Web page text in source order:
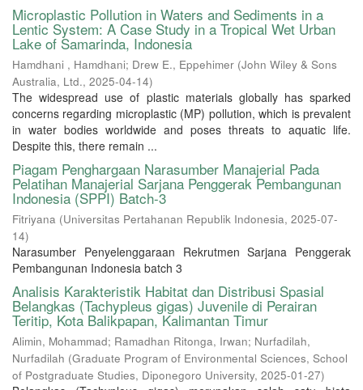
Microplastic Pollution in Waters and Sediments in a
Lentic System: A Case Study in a Tropical Wet Urban
Lake of Samarinda, Indonesia
Hamdhani , Hamdhani; Drew E., Eppehimer (John Wiley & Sons
Australia, Ltd., 2025-04-14)
The widespread use of plastic materials globally has sparked
concerns regarding microplastic (MP) pollution, which is prevalent
in water bodies worldwide and poses threats to aquatic life.
Despite this, there remain ...
Piagam Penghargaan Narasumber Manajerial Pada
Pelatihan Manajerial Sarjana Penggerak Pembangunan
Indonesia (SPPI) Batch-3
Fitriyana (Universitas Pertahanan Republik Indonesia, 2025-07-
14)
Narasumber Penyelenggaraan Rekrutmen Sarjana Penggerak
Pembangunan Indonesia batch 3
Analisis Karakteristik Habitat dan Distribusi Spasial
Belangkas (Tachypleus gigas) Juvenile di Perairan
Teritip, Kota Balikpapan, Kalimantan Timur
Alimin, Mohammad; Ramadhan Ritonga, Irwan; Nurfadilah,
Nurfadilah (Graduate Program of Environmental Sciences, School
of Postgraduate Studies, Diponegoro University, 2025-01-27)